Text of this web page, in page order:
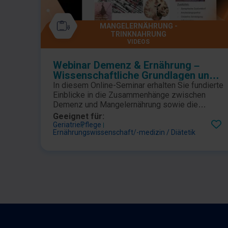
MANGELERNÄHRUNG -
TRINKNAHRUNG
VIDEOS
Webinar Demenz & Ernährung –
Wissenschaftliche Grundlagen und
praxisnahe Lösungen
In diesem Online-Seminar erhalten Sie fundierte
Einblicke in die Zusammenhänge zwischen
Demenz und Mangelernährung sowie die
komplexen physiologischen Veränderungen, die
das Essverhalten im Krankheitsverlauf
beeinflussen. Sie erfahren, welche
Ernährungstherapie kennen, um den
Geeignet für:
GeriatriePflege
Ernährungswissenschaft/-medizin / Diätetik